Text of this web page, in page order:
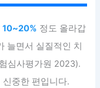
10~20% 정도 올라갑
늘면서 실질적인 치
심사평가원 2023).
중한 편입니다.